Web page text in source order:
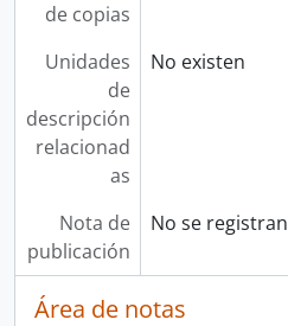
de copias
Unidades
de
descripción
relacionad
as
No existen
Nota de
publicación
No se registran
Área de notas